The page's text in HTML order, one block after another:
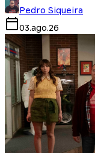
Pedro Siqueira
03.ago.26